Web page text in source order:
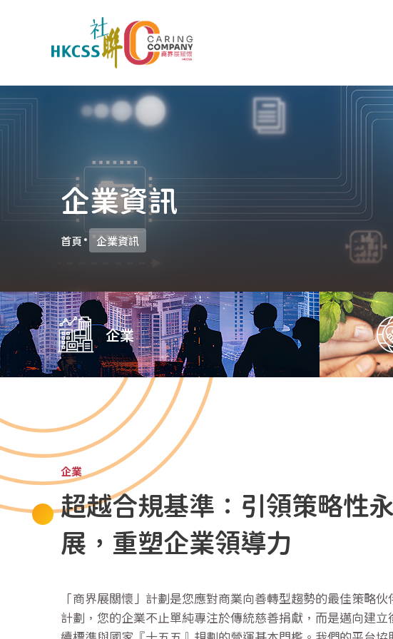
企業資訊
首頁 企業資訊
企業
企業
超越合規基準：引領策略性
展，重塑企業領導力
「商界展關懷」計劃是您應對商業向善轉型趨勢的最佳策略伙
計劃，您的企業不止單純專注於傳統慈善捐獻，而是邁向建立